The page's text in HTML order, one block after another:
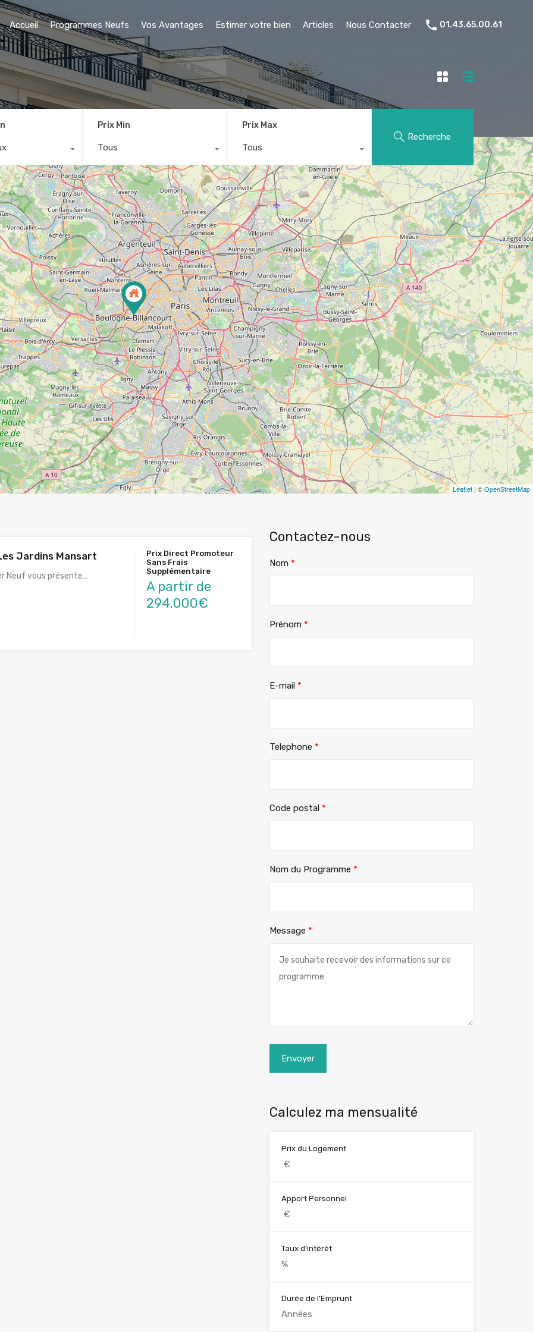
Accueil Programmes Neufs Vos Avantages Estimer votre bien Articles Nous Contacter 01.43.65.00.61
Prix Min
Tous
Prix Max
Tous
Recherche
Leaflet | ©OpenStreetMap
Jardins Mansart
Neuf vous présente…
Prix Direct Promoteur
Sans Frais
Supplémentaire
A partir de
294.000€
Contactez-nous
Nom *
Prénom *
E-mail *
Telephone *
Code postal *
Nom du Programme *
Message *
Envoyer
Calculez ma mensualité
Prix du Logement
Apport Personnel
Taux d'intérêt
Durée de l'Emprunt